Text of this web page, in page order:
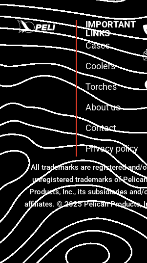
IMPORTANT
LINKS
Cases
Coolers
Torches
About us
Contact
Privacy policy
All trademarks are registered and/
unregistered trademarks of
Products, Inc., its subsidiaries and/
affiliates. © 2025 Pelican Products,